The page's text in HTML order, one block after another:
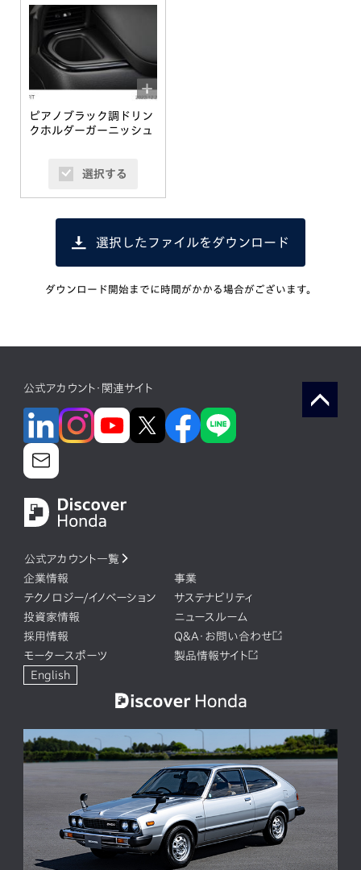
ピアノブラック調ドリン
クホルダーガーニッシュ
選択する
選択したファイルをダウンロード
ダウンロード開始までに時間がかかる場合がございます。
公式アカウント・関連サイト
公式アカウント一覧
企業情報
事業
テクノロジー/イノベーション
サステナビリティ
投資家情報
ニュースルーム
採用情報
Q&A・お問い合わせ
モータースポーツ
製品情報サイト
English